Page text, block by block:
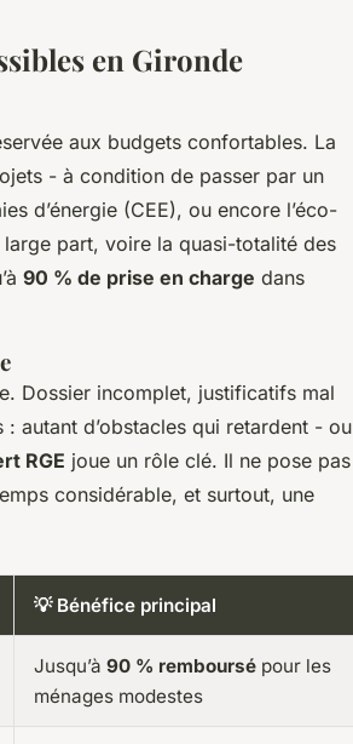
en Gironde
aux budgets confortables. La
- à condition de passer par un
d’énergie (CEE), ou encore l’éco-
part, voire la quasi-totalité des
90 % de prise en charge dans
Dossier incomplet, justificatifs mal
autant d’obstacles qui retardent - ou
RGE joue un rôle clé. Il ne pose pas
considérable, et surtout, une
💡 Bénéfice principal
Jusqu’à 90 % remboursé pour les
ménages modestes